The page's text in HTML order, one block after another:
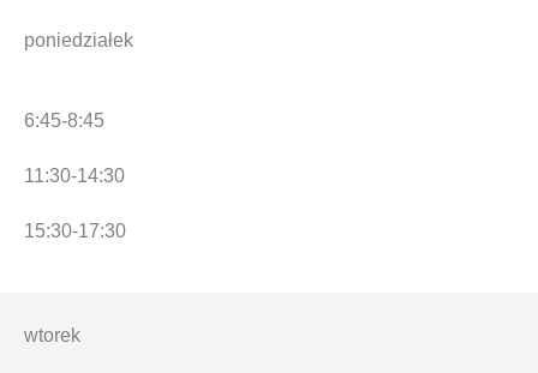
poniedziałek
6:45-8:45
11:30-14:30
15:30-17:30
wtorek